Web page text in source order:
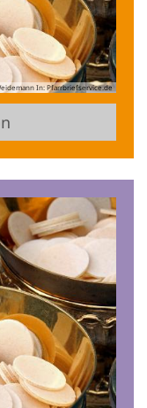
In: Pfarrbriefservice.de